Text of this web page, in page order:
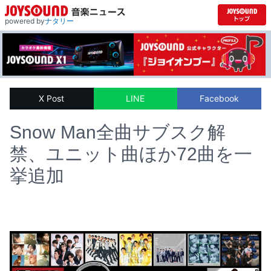
powered byナタリー
X Post LINE Facebook
Snow Man全曲サブスク解
禁、ユニット曲ほか72曲を一
挙追加